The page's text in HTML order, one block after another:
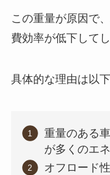
この重量が原因で
費効率が低下して
具体的な理由は以
重量のある
が多くのエ
オフロード